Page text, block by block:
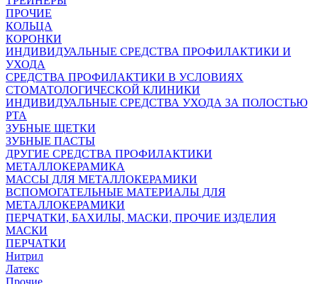
ПРОЧИЕ
КОЛЬЦА
КОРОНКИ
ИНДИВИДУАЛЬНЫЕ СРЕДСТВА ПРОФИЛАКТИКИ И
УХОДА
СРЕДСТВА ПРОФИЛАКТИКИ В УСЛОВИЯХ
СТОМАТОЛОГИЧЕСКОЙ КЛИНИКИ
ИНДИВИДУАЛЬНЫЕ СРЕДСТВА УХОДА ЗА ПОЛОСТЬЮ
РТА
ЗУБНЫЕ ЩЕТКИ
ЗУБНЫЕ ПАСТЫ
ДРУГИЕ СРЕДСТВА ПРОФИЛАКТИКИ
МЕТАЛЛОКЕРАМИКА
МАССЫ ДЛЯ МЕТАЛЛОКЕРАМИКИ
ВСПОМОГАТЕЛЬНЫЕ МАТЕРИАЛЫ ДЛЯ
МЕТАЛЛОКЕРАМИКИ
ПЕРЧАТКИ, БАХИЛЫ, МАСКИ, ПРОЧИЕ ИЗДЕЛИЯ
МАСКИ
ПЕРЧАТКИ
Нитрил
Латекс
Прочие